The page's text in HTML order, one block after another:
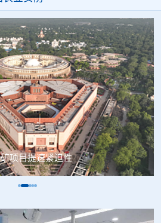
辐持股90%打通核医疗全产业链